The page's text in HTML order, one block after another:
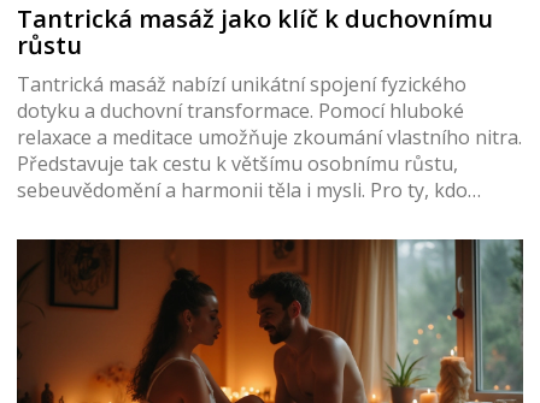
Tantrická masáž jako klíč k duchovnímu
růstu
Tantrická masáž nabízí unikátní spojení fyzického
dotyku a duchovní transformace. Pomocí hluboké
relaxace a meditace umožňuje zkoumání vlastního nitra.
Představuje tak cestu k většímu osobnímu růstu,
sebeuvědomění a harmonii těla i mysli. Pro ty, kdo
uvést do světa duchovní praxe.